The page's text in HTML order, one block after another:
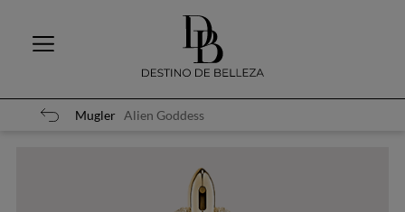
Mugler Alien Goddess